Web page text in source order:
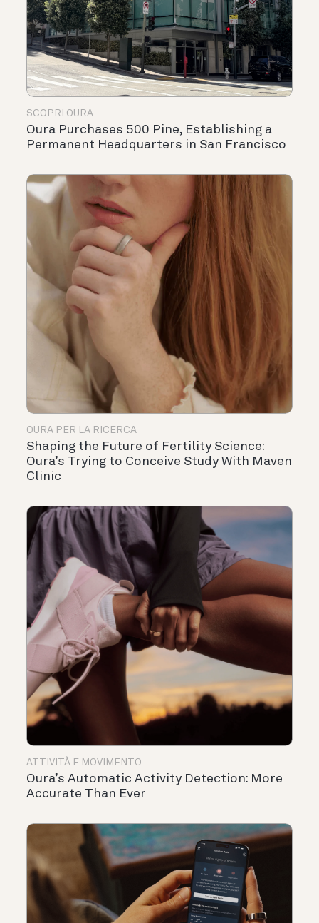
SCOPRI OURA
Oura Purchases 500 Pine, Establishing a
Permanent Headquarters in San Francisco
OURA PER LA RICERCA
Shaping the Future of Fertility Science:
Oura’s Trying to Conceive Study With Maven
Clinic
ATTIVITÀ E MOVIMENTO
Oura’s Automatic Activity Detection: More
Accurate Than Ever